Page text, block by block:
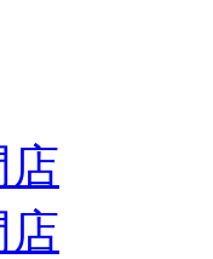
店
店